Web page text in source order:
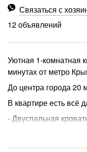
Связаться с
12 объявлений
Уютная 1-комнатная
минутах от метро
До центра города 20
В квартире есть всё
- Двуспальная
- Раскладной